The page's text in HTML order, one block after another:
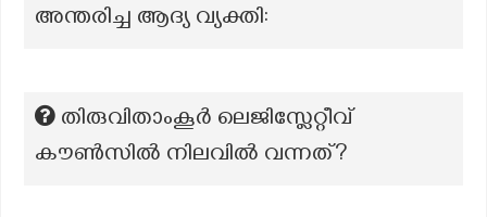
അന്തരിച്ച ആദ്യ വ്യക്തി:
തിരുവിതാംകൂർ ലെജിസ്ലേറ്റീവ്
കൗൺസിൽ നിലവിൽ വന്നത്?